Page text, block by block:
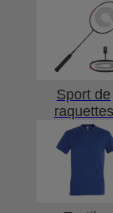
Sport de
raquettes